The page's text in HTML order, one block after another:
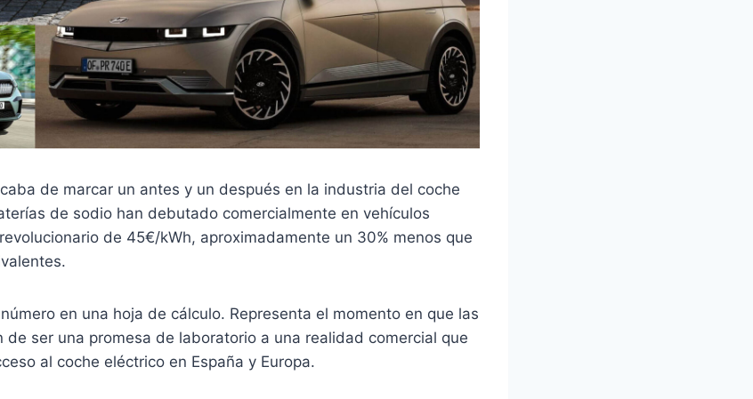
de marcar un antes y un después en la industria del coche
de sodio han debutado comercialmente en vehículos
de 45€/kWh, aproximadamente un 30% menos que
en una hoja de cálculo. Representa el momento en que las
de ser una promesa de laboratorio a una realidad comercial que
al coche eléctrico en España y Europa.